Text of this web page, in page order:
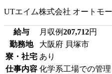
UTエイム株式会社 オートモ
給与 月収例207,712円
勤務地
大阪府 貝塚市
寮・社宅 あり
仕事内容 化学系工場での管